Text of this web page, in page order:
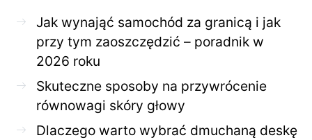
Jak wynająć samochód za granicą i jak
przy tym zaoszczędzić – poradnik w
2026 roku
Skuteczne sposoby na przywrócenie
równowagi skóry głowy
Dlaczego warto wybrać dmuchaną deskę